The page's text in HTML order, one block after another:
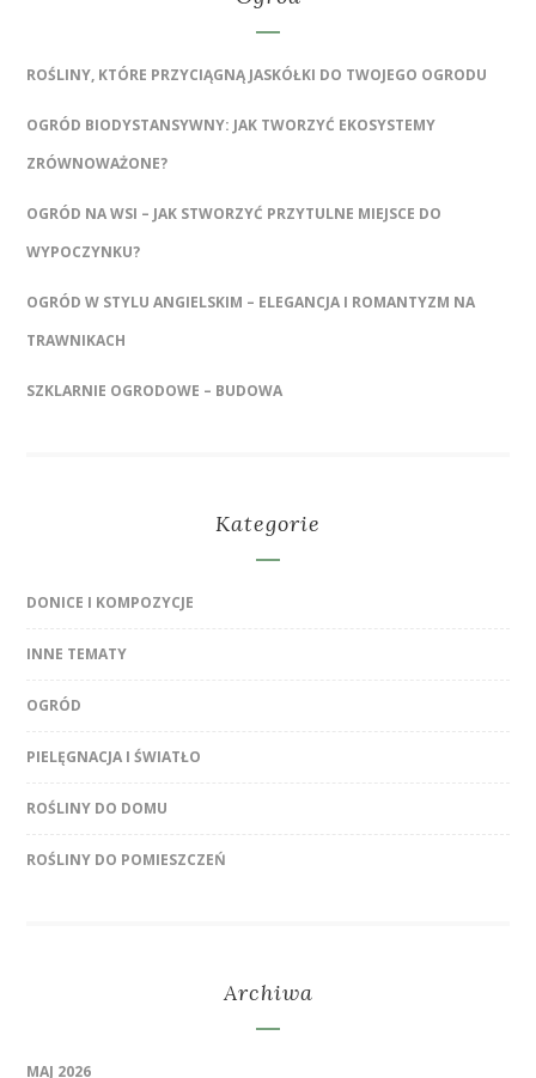
ROŚLINY, KTÓRE PRZYCIĄGNĄ JASKÓŁKI DO TWOJEGO OGRODU
OGRÓD BIODYSTANSYWNY: JAK TWORZYĆ EKOSYSTEMY
ZRÓWNOWAŻONE?
OGRÓD NA WSI – JAK STWORZYĆ PRZYTULNE MIEJSCE DO
WYPOCZYNKU?
OGRÓD W STYLU ANGIELSKIM – ELEGANCJA I ROMANTYZM NA
TRAWNIKACH
SZKLARNIE OGRODOWE – BUDOWA
Kategorie
DONICE I KOMPOZYCJE
INNE TEMATY
OGRÓD
PIELĘGNACJA I ŚWIATŁO
ROŚLINY DO DOMU
ROŚLINY DO POMIESZCZEŃ
Archiwa
MAJ 2026